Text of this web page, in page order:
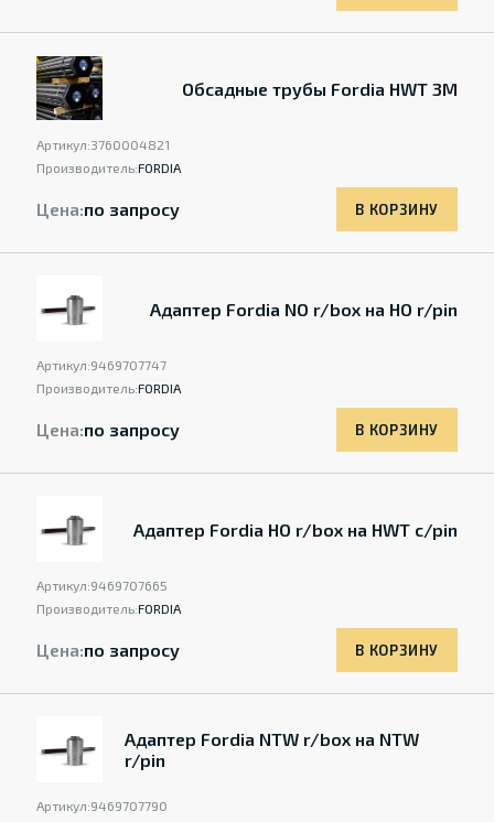
Обсадные трубы Fordia HWT 3M
Артикул:3760004821
Производитель:FORDIA
Цена:по запросу В КОРЗИНУ
Адаптер Fordia NO r/box на HO r/pin
Артикул:9469707747
Производитель:FORDIA
Цена:по запросу В КОРЗИНУ
Адаптер Fordia HO r/box на HWT c/pin
Артикул:9469707665
Производитель:FORDIA
Цена:по запросу В КОРЗИНУ
Адаптер Fordia NTW r/box на NTW
r/pin
Артикул:9469707790